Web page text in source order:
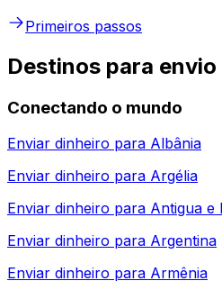
Primeiros passos
Destinos para
Conectando o mundo
Enviar dinheiro para Albânia
Enviar dinheiro para Argélia
Enviar dinheiro para Antigua e
Enviar dinheiro para Argentina
Enviar dinheiro para Armênia